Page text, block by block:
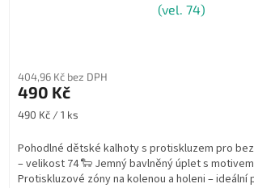
(vel. 74)
404,96 Kč bez DPH
490 Kč
Měrná
490 Kč / 1 ks
Pohodlné dětské kalhoty s protiskluzem pro
– velikost 74 🐑 Jemný bavlněný úplet s
Protiskluzové zóny na kolenou a holeni – ideální